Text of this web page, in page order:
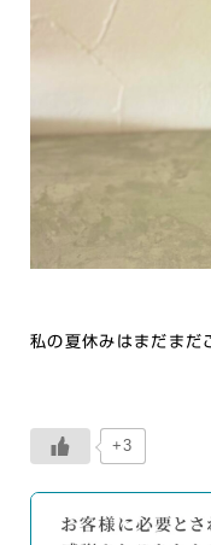
私の夏休みはまだまだ
+3